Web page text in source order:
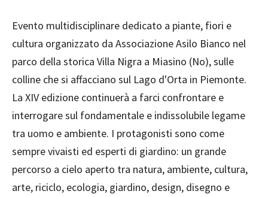
Evento multidisciplinare dedicato a piante, fiori e
cultura organizzato da Associazione Asilo Bianco nel
parco della storica Villa Nigra a Miasino (No), sulle
colline che si affacciano sul Lago d'Orta in Piemonte.
La XIV edizione continuerà a farci confrontare e
interrogare sul fondamentale e indissolubile legame
tra uomo e ambiente. I protagonisti sono come
sempre vivaisti ed esperti di giardino: un grande
percorso a cielo aperto tra natura, ambiente, cultura,
arte, riciclo, ecologia, giardino, design, disegno e